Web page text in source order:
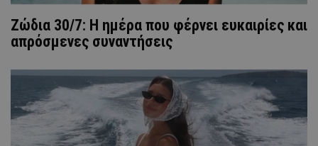
Ζώδια 30/7: Η ημέρα που φέρνει ευκαιρίες και
απρόσμενες συναντήσεις